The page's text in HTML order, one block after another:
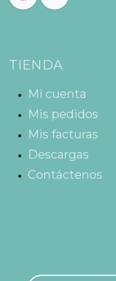
TIENDA
Mi cuenta
Mis pedidos
Mis facturas
Descargas
Contáctenos